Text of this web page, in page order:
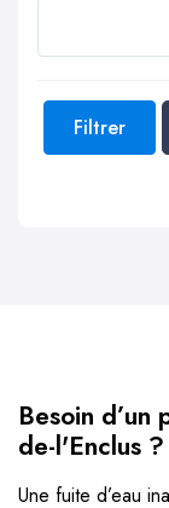
Filtrer
Besoin
de-l'Enclus ?
Une fuite d’eau